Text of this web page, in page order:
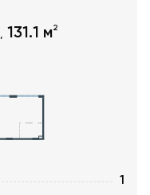
, 131.1 м2
1